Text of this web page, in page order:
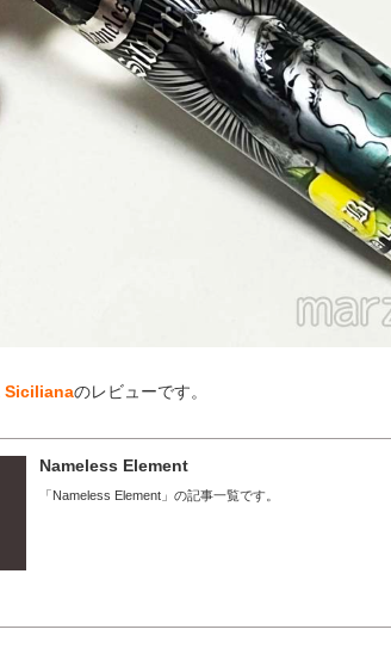
Sicilianaのレビューです。
Nameless Element
「Nameless Element」の記事一覧です。